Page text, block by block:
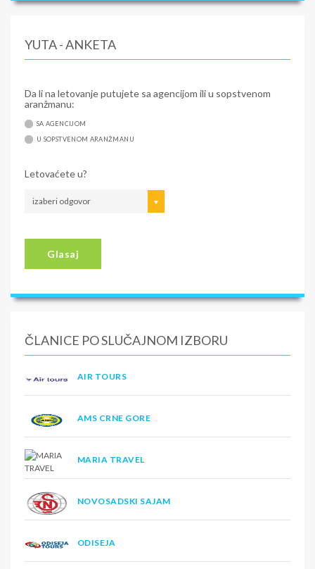
YUTA - ANKETA
Da li na letovanje putujete sa agencijom ili u sopstvenom
aranžmanu:
SA AGENCIJOM
U SOPSTVENOM ARANŽMANU
Letovaćete u?
izaberi odgovor
Glasaj
ČLANICE PO SLUČAJNOM IZBORU
AIR TOURS
AMS CRNE GORE
MARIA TRAVEL
NOVOSADSKI SAJAM
ODISEJA